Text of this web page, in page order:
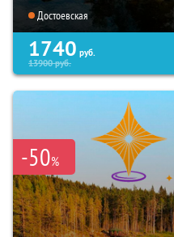
Достоевская
1740 руб.
13900руб.
-50%